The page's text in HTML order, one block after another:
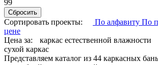
99
Сортировать проекты: По алфавиту По
цене
Цена за:
каркас естественной влажности
сухой каркас
Представляем каталог из 44 каркасных